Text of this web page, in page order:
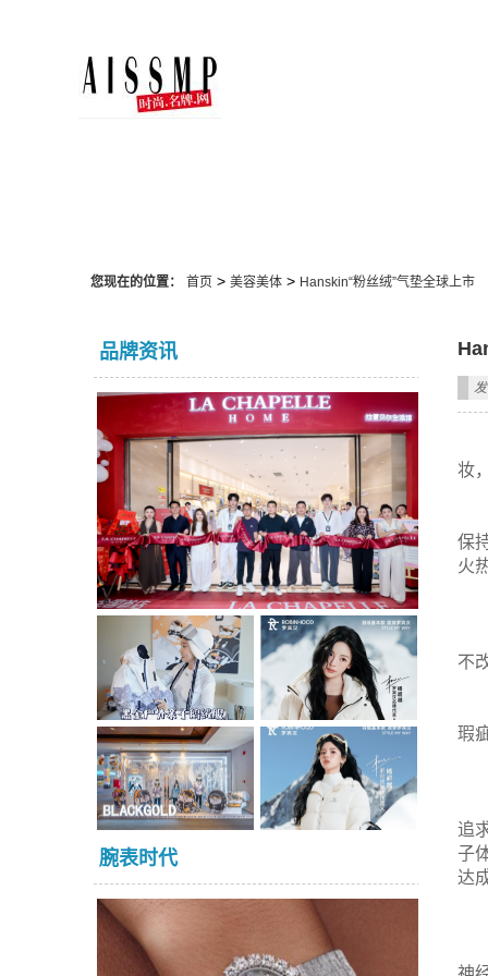
您现在的位置： 首页> 美容美体> Hanskin“粉丝绒”气垫全球上市
品牌资讯
腕表时代
妆
保
火
不
瑕
追
子
达